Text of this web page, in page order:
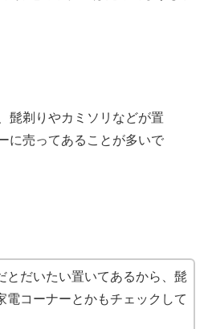
髭剃りやカミソリなどが置
に売ってあることが多いで
とだいたい置いてあるから、髭
電コーナーとかもチェックして